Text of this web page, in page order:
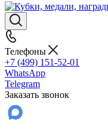
Телефоны
+7 (499) 151-52-01
WhatsApp
Telegram
Заказать звонок